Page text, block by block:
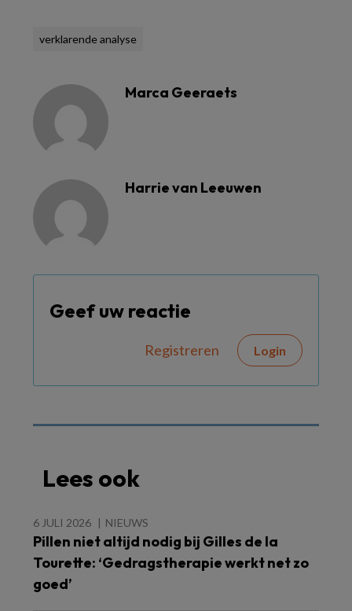
verklarende analyse
Marca Geeraets
Harrie van Leeuwen
Geef uw reactie
Registreren Login
Lees ook
6 JULI 2026 NIEUWS
Pillen niet altijd nodig bij Gilles de la
Tourette: ‘Gedragstherapie werkt net zo
goed’